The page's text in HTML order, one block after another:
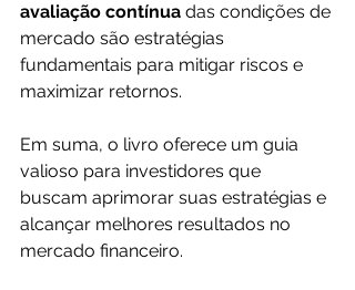
avaliação contínua das condições de
mercado são estratégias
fundamentais para mitigar riscos e
maximizar retornos.
Em suma, o livro oferece um guia
valioso para investidores que
buscam aprimorar suas estratégias e
alcançar melhores resultados no
mercado financeiro.